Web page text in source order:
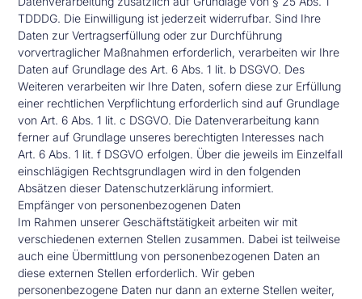
TDDDG. Die Einwilligung ist jederzeit widerrufbar. Sind Ihre
Daten zur Vertragserfüllung oder zur Durchführung
vorvertraglicher Maßnahmen erforderlich, verarbeiten wir Ihre
Daten auf Grundlage des Art. 6 Abs. 1 lit. b DSGVO. Des
Weiteren verarbeiten wir Ihre Daten, sofern diese zur Erfüllung
einer rechtlichen Verpflichtung erforderlich sind auf Grundlage
von Art. 6 Abs. 1 lit. c DSGVO. Die Datenverarbeitung kann
ferner auf Grundlage unseres berechtigten Interesses nach
Art. 6 Abs. 1 lit. f DSGVO erfolgen. Über die jeweils im Einzelfall
einschlägigen Rechtsgrundlagen wird in den folgenden
Absätzen dieser Datenschutzerklärung informiert.
Empfänger von personenbezogenen Daten
Im Rahmen unserer Geschäftstätigkeit arbeiten wir mit
verschiedenen externen Stellen zusammen. Dabei ist teilweise
auch eine Übermittlung von personenbezogenen Daten an
diese externen Stellen erforderlich. Wir geben
personenbezogene Daten nur dann an externe Stellen weiter,